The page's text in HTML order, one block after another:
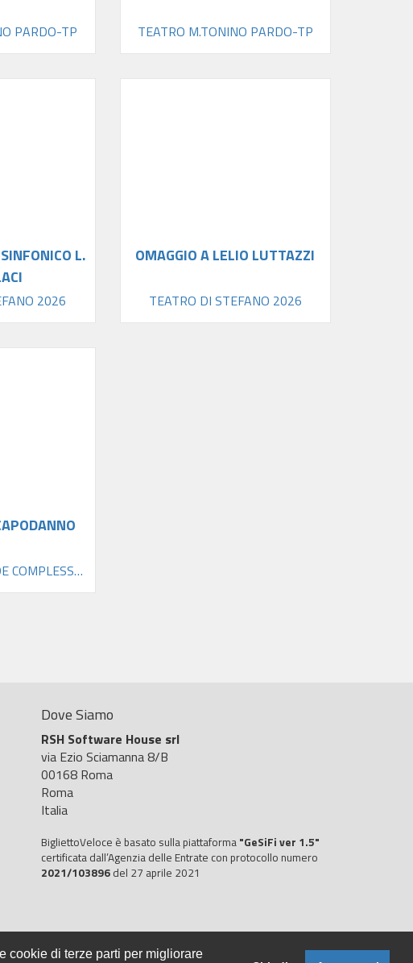
cookie di terze parti per migliorare
PARDO-TP TEATRO M.TONINO PARDO-TP
L.
2026
OMAGGIO A LELIO LUTTAZZI
TEATRO DI STEFANO 2026
180 - SALA GRANDE COMPLESSO SAN DOMENICO
Dove Siamo
RSH Software House srl
via Ezio Sciamanna 8/B
00168 Roma
Roma
Italia
BigliettoVeloce è basato sulla piattaforma "GeSiFi ver 1.5"
certificata dall’Agenzia delle Entrate con protocollo numero
2021/103896 del 27 aprile 2021